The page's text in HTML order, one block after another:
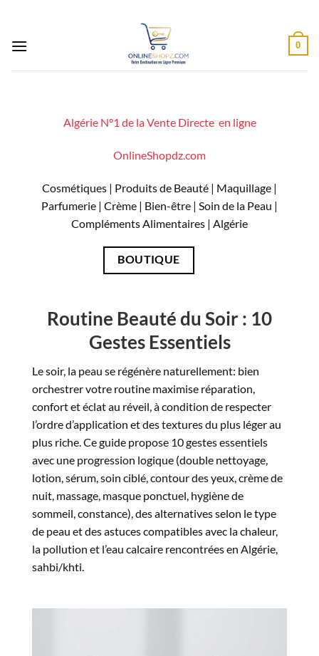
contenu
0
Algérie N°1 de la Vente Directe en ligne
OnlineShopdz.com
Cosmétiques | Produits de Beauté | Maquillage |
Parfumerie | Crème | Bien-être | Soin de la Peau |
Compléments Alimentaires | Algérie
BOUTIQUE
Routine Beauté du Soir : 10
Gestes Essentiels​
Le soir, la peau se régénère naturellement: bien
orchestrer votre routine maximise réparation,
confort et éclat au réveil, à condition de respecter
l’ordre d’application et des textures du plus léger au
plus riche. Ce guide propose 10 gestes essentiels
avec une progression logique (double nettoyage,
lotion, sérum, soin ciblé, contour des yeux, crème de
nuit, massage, masque ponctuel, hygiène de
sommeil, constance), des alternatives selon le type
de peau et des astuces compatibles avec la chaleur,
la pollution et l’eau calcaire rencontrées en Algérie,
sahbi/khti.​